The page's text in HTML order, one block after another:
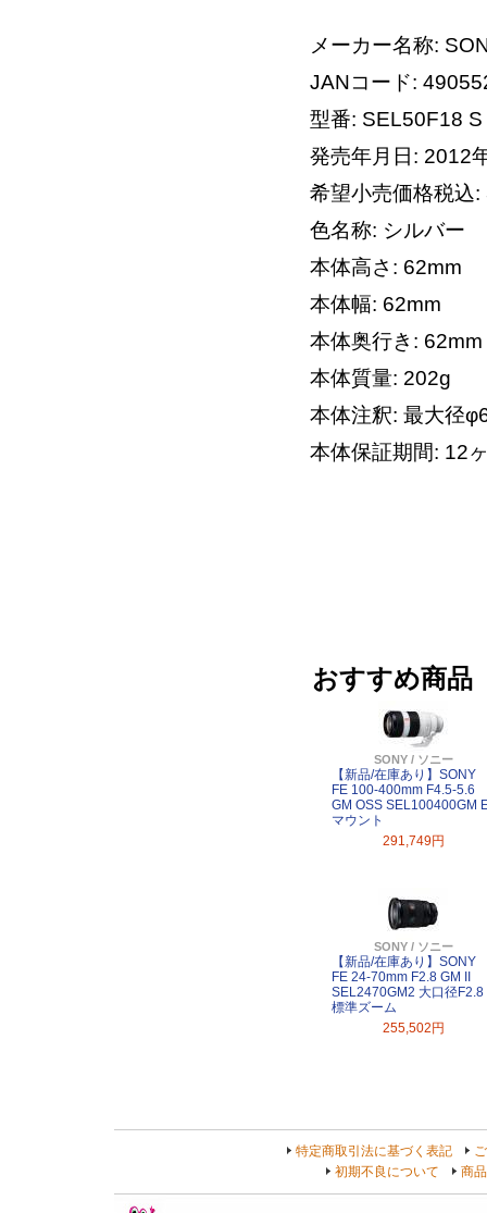
メーカー名称:
JANコード:
型番: SEL50F18 S
発売年月日: 2012
希望小売価格税込
色名称: シルバー
本体高さ: 62mm
本体幅: 62mm
本体奥行き: 62mm
本体質量: 202g
本体注釈: 最大径
本体保証期間: 12
おすすめ商品
SONY / ソニー
【新品/在庫あり】SONY
FE 100-400mm F4.5-5.6
GM OSS SEL100400GM
マウント
291,749円
SONY / ソニー
【新品/在庫あり】SONY
FE 24-70mm F2.8 GM II
SEL2470GM2 大口径F2.8
標準ズーム
255,502円
特定商取引法に基づく表記
初期不良について
商